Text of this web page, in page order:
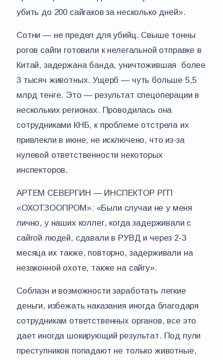
убить до 200 сайгаков за несколько дней».
Сотни — не предел для убийц. Свыше тонны
рогов сайги готовили к нелегальной отправке в
Китай, задержана банда, уничтожившая более
3 тысяч животных. Ущерб — чуть больше 5,5
млрд тенге. Это — результат спецоперации в
нескольких регионах. Проводилась она
сотрудниками КНБ, к проблеме отстрела их
привлекли в июне, не исключено, что из-за
нулевой ответственности некоторых
инспекторов.
АРТЕМ СЕВЕРГИН — ИНСПЕКТОР РГП
«ОХОТЗООПРОМ»: «Были случаи не у меня
лично, у наших коллег, когда задерживали с
сайгой людей, сдавали в РУВД и через 2-3
месяца их также, повторно, задерживали на
незаконной охоте, также на сайгу».
Соблазн и возможности заработать легкие
деньги, избежать наказания иногда благодаря
сотрудникам ответственных органов, все это
дает иногда шокирующий результат. Под пули
преступников попадают не только животные,